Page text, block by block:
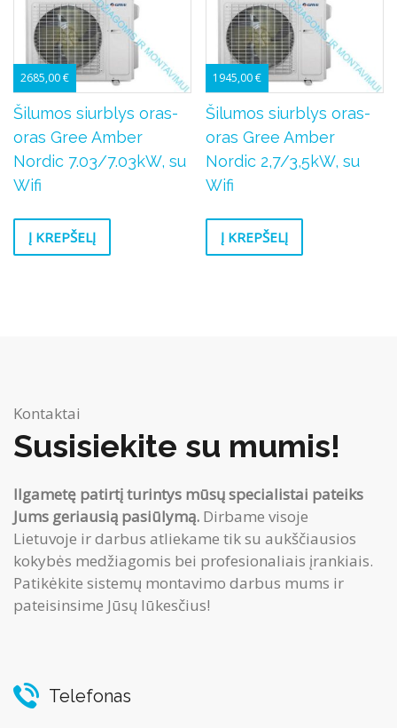
2685,00€
Šilumos siurblys oras-
oras Gree Amber
Nordic 7.03/7.03kW, su
Wifi
Į KREPŠELĮ
1945,00€
Šilumos siurblys oras-
oras Gree Amber
Nordic 2,7/3,5kW, su
Wifi
Į KREPŠELĮ
Kontaktai
Susisiekite su mumis!
Ilgametę patirtį turintys mūsų specialistai pateiks
Jums geriausią pasiūlymą. Dirbame visoje
Lietuvoje ir darbus atliekame tik su aukščiausios
kokybės medžiagomis bei profesionaliais įrankiais.
Patikėkite sistemų montavimo darbus mums ir
pateisinsime Jūsų lūkesčius!
Telefonas